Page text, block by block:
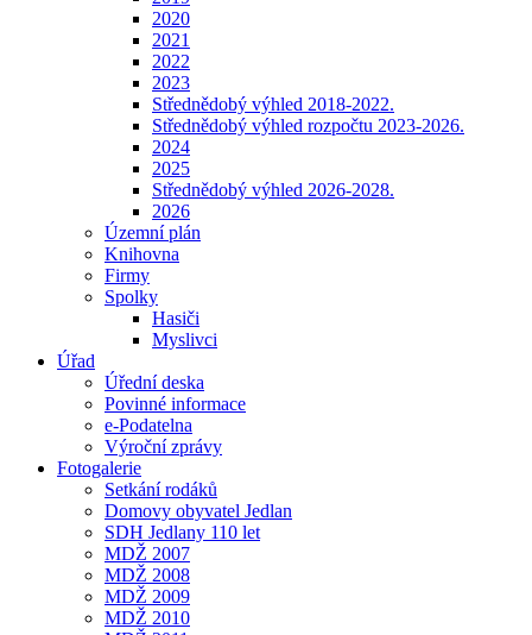
2020
2021
2022
2023
Střednědobý výhled 2018-2022.
Střednědobý výhled rozpočtu 2023-2026.
2024
2025
Střednědobý výhled 2026-2028.
2026
Územní plán
Knihovna
Firmy
Spolky
Hasiči
Myslivci
Úřad
Úřední deska
Povinné informace
e-Podatelna
Výroční zprávy
Fotogalerie
Setkání rodáků
Domovy obyvatel Jedlan
SDH Jedlany 110 let
MDŽ 2007
MDŽ 2008
MDŽ 2009
MDŽ 2010